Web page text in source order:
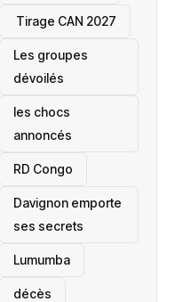
‎ Tirage CAN 2027
Les groupes
dévoilés
les chocs
annoncés
‎RD Congo
Davignon emporte
ses secrets
Lumumba
décès